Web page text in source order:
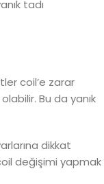
tadı
coil’e zarar
Bu da yanık
dikkat
değişimi yapmak